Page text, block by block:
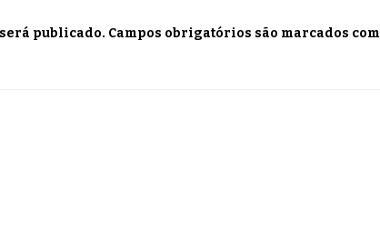
publicado. Campos obrigatórios são marcados com